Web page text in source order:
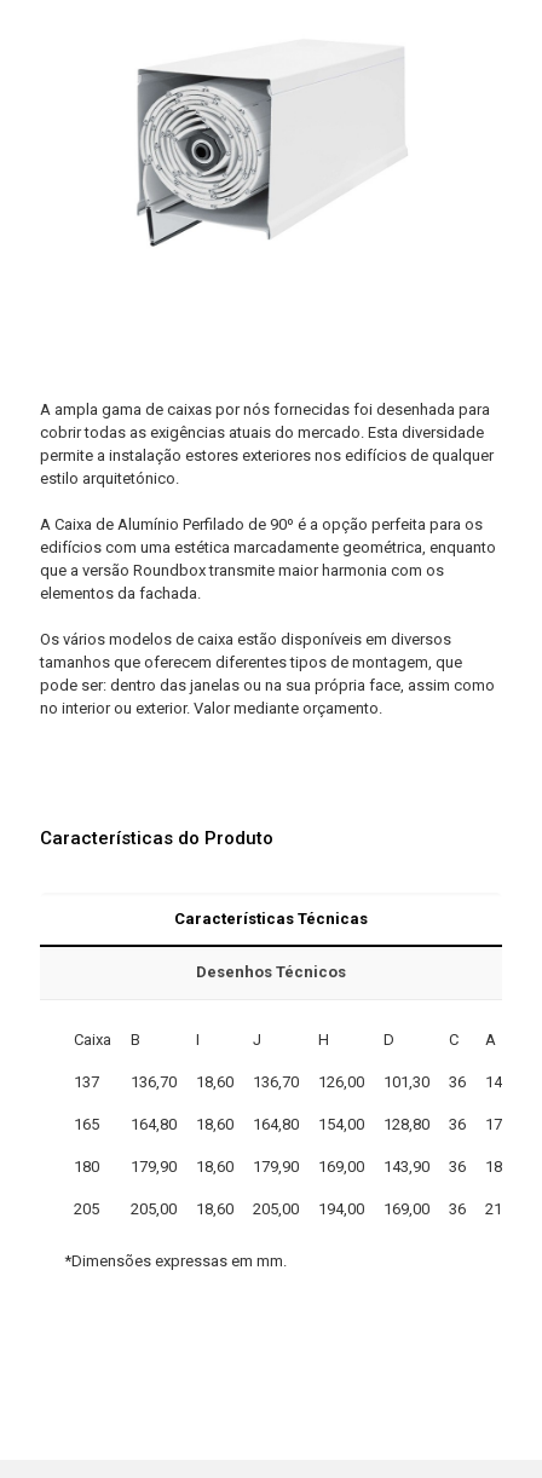
A ampla gama de caixas por nós fornecidas foi desenhada para
cobrir todas as exigências atuais do mercado. Esta diversidade
permite a instalação estores exteriores nos edifícios de qualquer
estilo arquitetónico.
A Caixa de Alumínio Perfilado de 90º é a opção perfeita para os
edifícios com uma estética marcadamente geométrica, enquanto
que a versão Roundbox transmite maior harmonia com os
elementos da fachada.
Os vários modelos de caixa estão disponíveis em diversos
tamanhos que oferecem diferentes tipos de montagem, que
pode ser: dentro das janelas ou na sua própria face, assim como
no interior ou exterior. Valor mediante orçamento.
Características do Produto
Características Técnicas
Desenhos Técnicos
Caixa B I J H D C A
137 136,70 18,60 136,70 126,00 101,30 36 144,60
165 164,80 18,60 164,80 154,00 128,80 36 172,60
180 179,90 18,60 179,90 169,00 143,90 36 187,60
205 205,00 18,60 205,00 194,00 169,00 36 212,60
*Dimensões expressas em mm.